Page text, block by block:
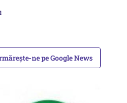
ne pe Google News